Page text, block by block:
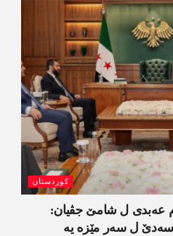
کوردستان
عەبدی ل شامێ جڤیان:
ھەسەدێ ل سەر مێزە یە